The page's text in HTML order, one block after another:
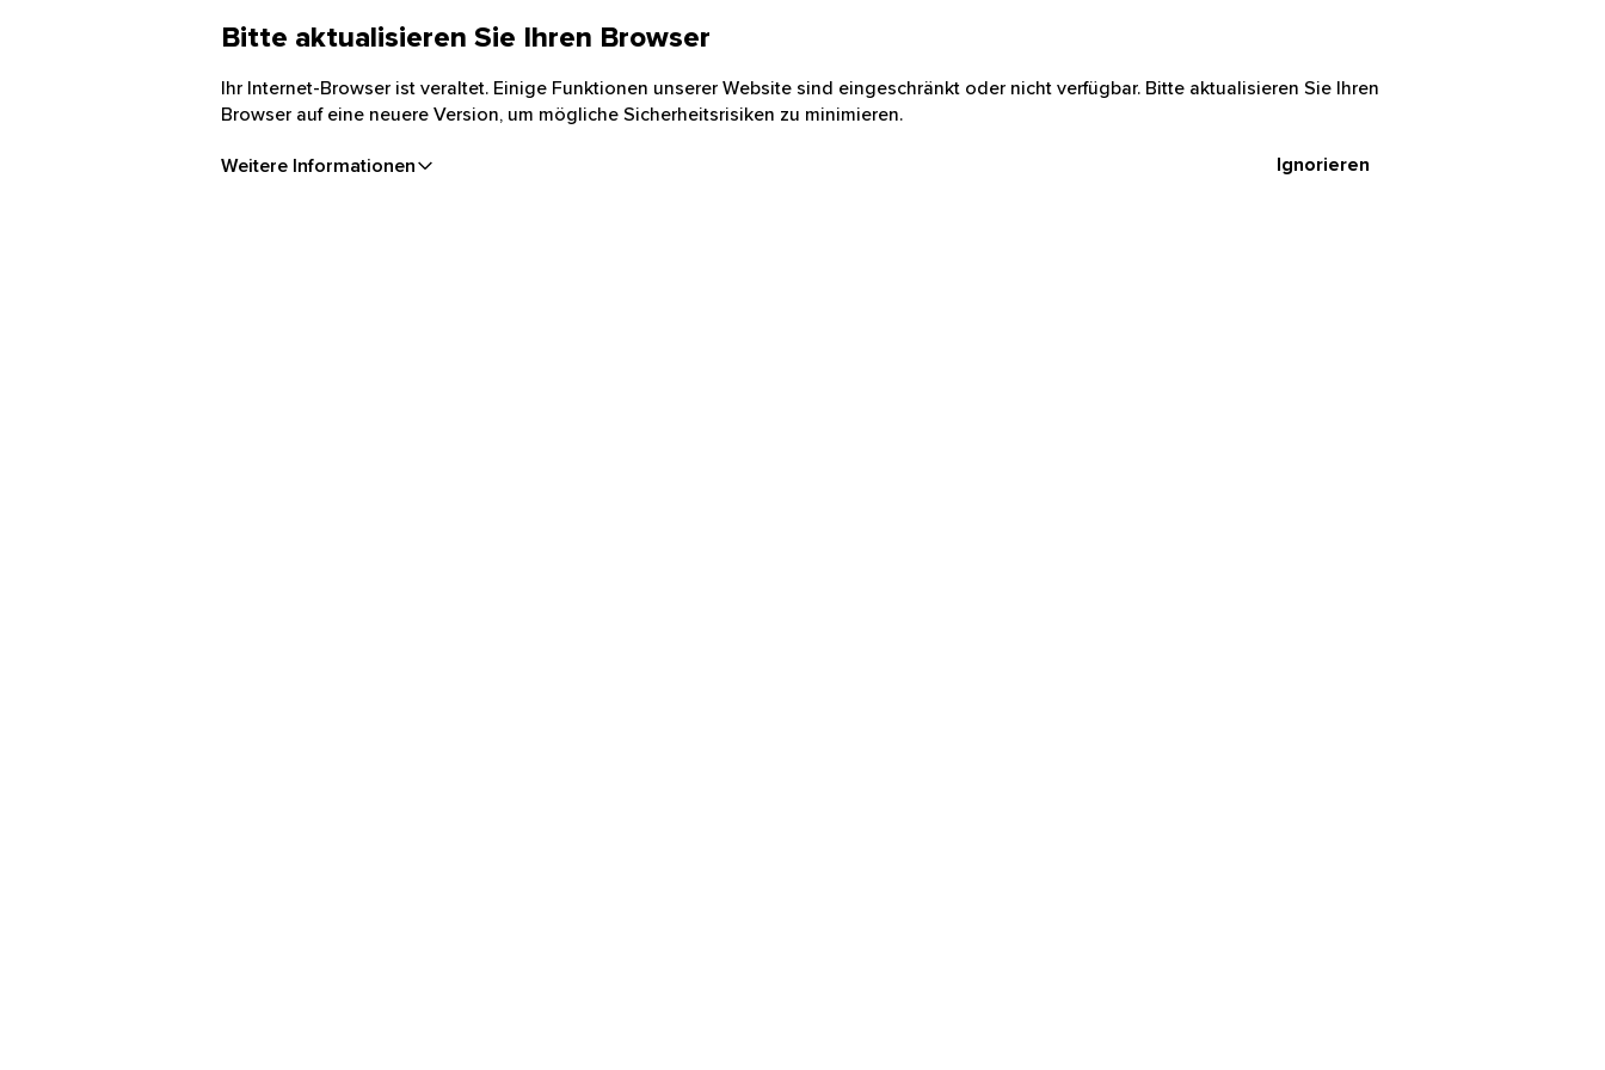
Bitte aktualisieren Sie Ihren Browser
Ihr Internet-Browser ist veraltet. Einige Funktionen unserer Website sind eingeschränkt oder nicht verfügbar. Bitte aktualisieren Sie Ihren
Browser auf eine neuere Version, um mögliche Sicherheitsrisiken zu minimieren.
Weitere Informationen Ignorieren